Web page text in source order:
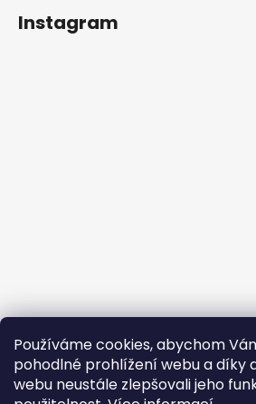
Používáme cookies, abychom
pohodlné prohlížení webu a díky
webu neustále zlepšovali jeho
Instagram
Sledovat na